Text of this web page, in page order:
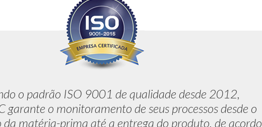
o padrão ISO 9001 de qualidade desde 2012,
garante o monitoramento de seus processos desde o
da matéria-prima até a entrega do produto, de acordo